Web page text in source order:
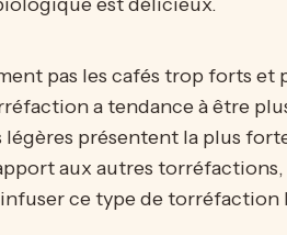
pas les cafés trop forts et
a tendance à être
présentent la plus
aux autres
ce type de